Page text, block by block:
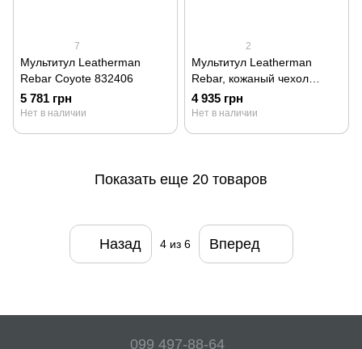
7
Мультитул Leatherman
Rebar Coyote 832406
5 781 грн
Нет в наличии
2
Мультитул Leatherman
Rebar, кожаный чехол
831560
4 935 грн
Нет в наличии
Показать еще 20 товаров
Назад 4из 6 Вперед
099 497-88-64